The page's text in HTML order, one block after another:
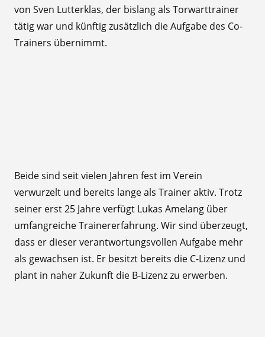
von Sven Lutterklas, der bislang als Torwarttrainer
tätig war und künftig zusätzlich die Aufgabe des Co-
Trainers übernimmt.
Beide sind seit vielen Jahren fest im Verein
verwurzelt und bereits lange als Trainer aktiv. Trotz
seiner erst 25 Jahre verfügt Lukas Amelang über
umfangreiche Trainererfahrung. Wir sind überzeugt,
dass er dieser verantwortungsvollen Aufgabe mehr
als gewachsen ist. Er besitzt bereits die C-Lizenz und
plant in naher Zukunft die B-Lizenz zu erwerben.